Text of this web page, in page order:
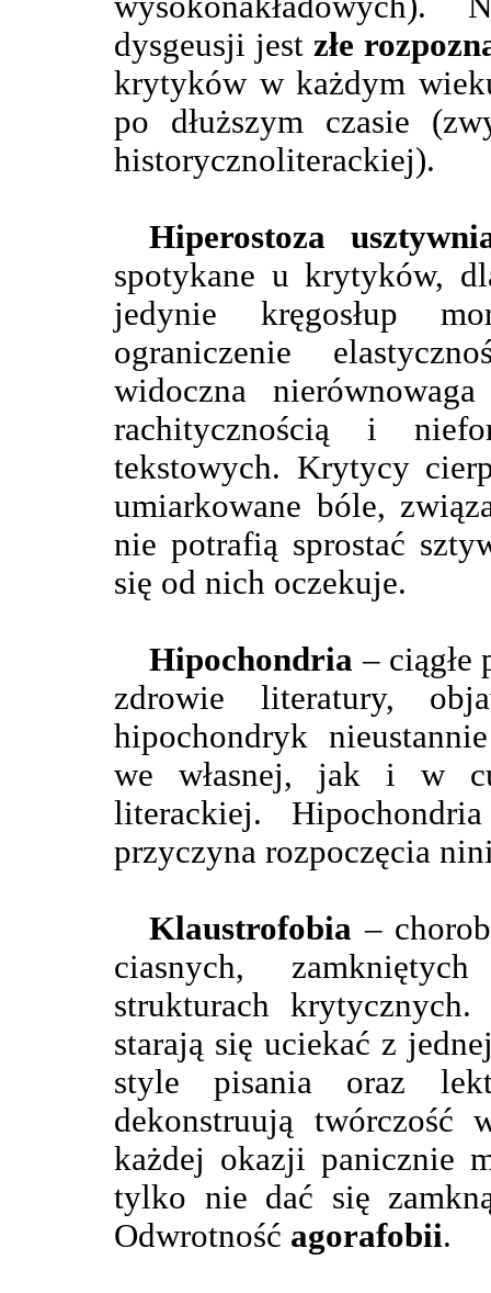
dysgeusji jestzłe
krytyków w każdym
po dłuższym czasie
historycznoliterackiej).
Hiperostoza
spotykane u krytyków,
jedynie kręgosłup
ograniczenie
widoczna
rachitycznością i
tekstowych. Krytycy
umiarkowane bóle,
nie potrafią sprostać
się od nich oczekuje.
Hipochondria – ciągłe
zdrowie literatury,
hipochondryk
we własnej, jak i w
literackiej.
przyczyna rozpoczęcia
Klaustrofobia –
ciasnych,
strukturach
starają się uciekać z
style pisania oraz
dekonstruują twórczość
każdej okazji panicznie
tylko nie dać się
Odwrotność agorafobii.